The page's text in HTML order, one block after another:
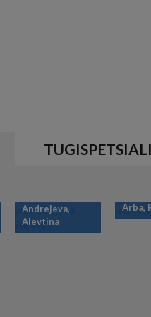
Andrejeva,
Alevtina
Arba,